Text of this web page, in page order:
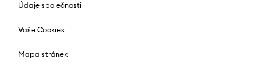
Údaje společnosti
Vaše Cookies
Mapa stránek